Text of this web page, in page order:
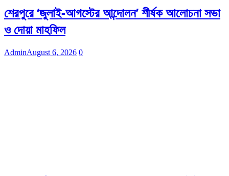
শেরপুরে ‘জুলাই-আগস্টের আন্দোলন’ শীর্ষক আলোচনা সভা
ও দোয়া মাহফিল
AdminAugust 6, 2026 0